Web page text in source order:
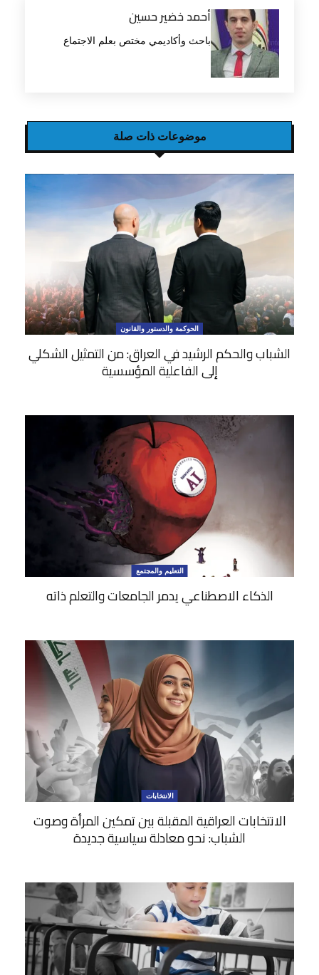
أحمد خضير حسين
باحث وأكاديمي مختص بعلم الاجتماع
موضوعات ذات صلة
الحوكمة والدستور والقانون
الشباب والحكم الرشيد في العراق: من التمثيل الشكلي
إلى الفاعلية المؤسسية
التعليم والمجتمع
الذكاء الاصطناعي يدمر الجامعات والتعلم ذاته
الانتخابات
الانتخابات العراقية المقبلة بين تمكين المرأة وصوت
الشباب: نحو معادلة سياسية جديدة